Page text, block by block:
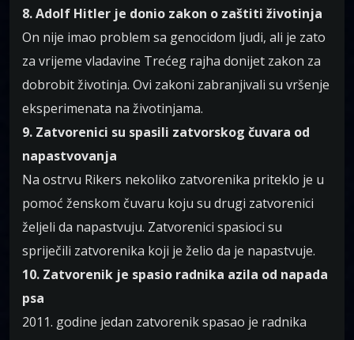
8. Adolf Hitler je donio zakon o zaštiti životinja
On nije imao problem sa genocidom ljudi, ali je zato
za vrijeme vladavine Trećeg rajha donijet zakon za
dobrobit životinja. Ovi zakoni zabranjivali su vršenje
eksperimenata na životinjama.
9. Zatvorenici su spasili zatvorskog čuvara od
napastvovanja
Na ostrvu Rikers nekoliko zatvorenika priteklo je u
pomoć ženskom čuvaru koju su drugi zatvorenici
željeli da napastvuju. Zatvorenici spasioci su
spriječili zatvorenika koji je želio da je napastvuje.
10. Zatvorenik je spasio radnika azila od napada
psa
2011. godine jedan zatvorenik spasao je radnika